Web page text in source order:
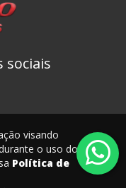
visando
o uso do site.
Política de
sociais